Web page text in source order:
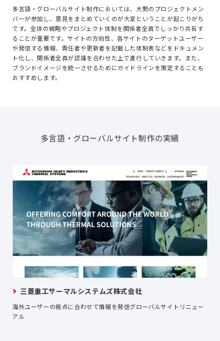
多言語・グローバルサイト制作においては、大勢のプロジェクトメン
バーが参加し、意見をまとめていくのが大変ということが起こりがち
です。全体の戦略やプロジェクト体制を関係者全員でしっかり共有す
ることが重要です。サイトの方向性、各サイトのターゲットユーザー
や発信する情報、責任者や更新者を記載した体制表などをドキュメン
ト化し、関係者全員が認識を合わせた上で進行していきます。また、
ブランドイメージを統一させるためにガイドラインを策定することも
おすすめします。
多言語・グローバルサイト制作の実績
三菱重工サーマルシステムズ株式会社
海外ユーザーの視点に合わせて情報を発信グローバルサイトリニュー
アル